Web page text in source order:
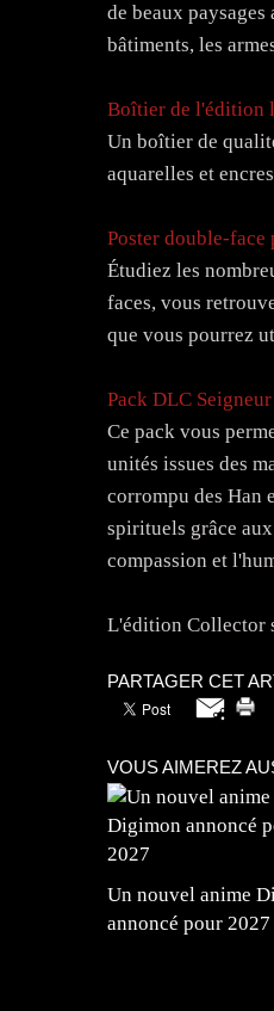
de beaux
bâtiments, les
Boîtier de l'édition
Un boîtier de
aquarelles et
Poster double-face
Étudiez les
faces, vous
que vous pourrez
Pack DLC
Ce pack vous
unités issues des
corrompu des Han
spirituels grâce
compassion et
L'édition Collector
PARTAGER CET
VOUS AIMEREZ
Un nouvel anime
annoncé pour 2027